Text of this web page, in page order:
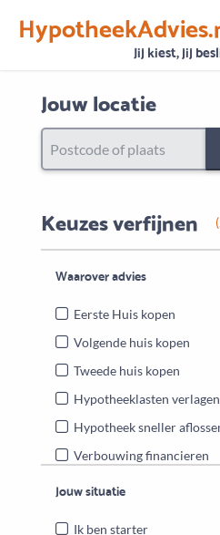
Jij kiest, jij
VertrouwenAlle
Jouw locatie
Keuzes verfijnen
Waarover advies
Eerste Huis kopen
Volgende huis kopen
Tweede huis kopen
Hypotheeklasten verlagen
Hypotheek sneller
Verbouwing financieren
Energiebesparende
Jouw situatie
Ik ben starter